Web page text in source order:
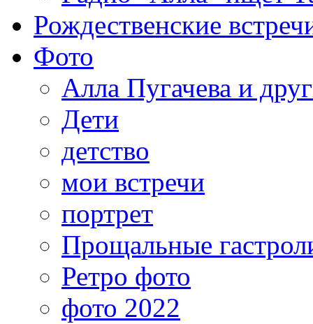
Рождественские
Фото
Алла Пугачева и
Дети
детство
мои встречи
портрет
Прощальные
Ретро фото
фото 2022